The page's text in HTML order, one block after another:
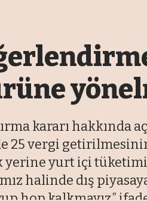
kararı hakkında
25 vergi
yerine yurt içi
halinde dış